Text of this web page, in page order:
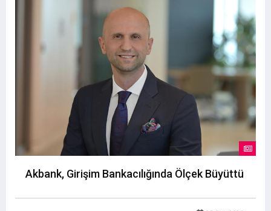
Akbank, Girişim Bankacılığında Ölçek Büyüttü